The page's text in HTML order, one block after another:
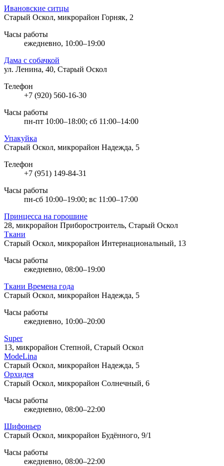
Ивановские ситцы
Старый Оскол, микрорайон Горняк, 2
Часы работы
ежедневно, 10:00–19:00
Дама с собачкой
ул. Ленина, 40, Старый Оскол
Телефон
+7 (920) 560-16-30
Часы работы
пн-пт 10:00–18:00; сб 11:00–14:00
Упакуйка
Старый Оскол, микрорайон Надежда, 5
Телефон
+7 (951) 149-84-31
Часы работы
пн-сб 10:00–19:00; вс 11:00–17:00
Принцесса на горошине
28, микрорайон Приборостроитель, Старый Оскол
Ткани
Старый Оскол, микрорайон Интернациональный, 13
Часы работы
ежедневно, 08:00–19:00
Ткани Времена года
Старый Оскол, микрорайон Надежда, 5
Часы работы
ежедневно, 10:00–20:00
Super
13, микрорайон Степной, Старый Оскол
ModeLina
Старый Оскол, микрорайон Надежда, 5
Орхидея
Старый Оскол, микрорайон Солнечный, 6
Часы работы
ежедневно, 08:00–22:00
Шифоньер
Старый Оскол, микрорайон Будённого, 9/1
Часы работы
ежедневно, 08:00–22:00